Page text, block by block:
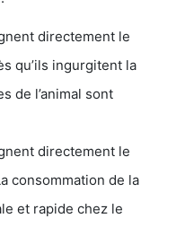
directement le
qu’ils ingurgitent la
de l’animal sont
directement le
consommation de la
et rapide chez le